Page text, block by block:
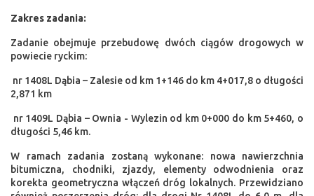
Zakres zadania:
Zadanie obejmuje przebudowę dwóch ciągów drogowych w
powiecie ryckim:
­ nr 1408L Dąbia – Zalesie od km 1+146 do km 4+017,8 o długości
2,871 km
­ nr 1409L Dąbia – Ownia - Wylezin od km 0+000 do km 5+460, o
długości 5,46 km.
W ramach zadania zostaną wykonane: nowa nawierzchnia
bitumiczna, chodniki, zjazdy, elementy odwodnienia oraz
korekta geometryczna włączeń dróg lokalnych. Przewidziano